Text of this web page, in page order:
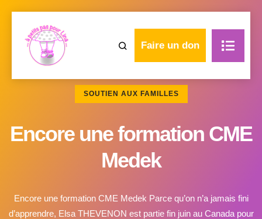
Faire un don
SOUTIEN AUX FAMILLES
Encore une formation CME
Medek
Encore une formation CME Medek Parce qu’on n’a jamais fini
d’apprendre, Elsa THEVENON est partie fin juin au Canada pour